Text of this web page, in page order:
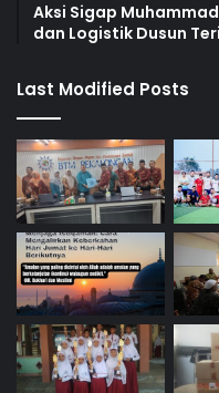
Aksi Sigap
dan Logistik Dusun
Last Modified Posts